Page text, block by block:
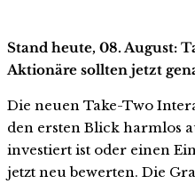
Stand heute, 08. August:
Aktionäre sollten jetzt
Die neuen Take-Two
den ersten Blick harmlos
investiert ist oder einen
jetzt neu bewerten. Die